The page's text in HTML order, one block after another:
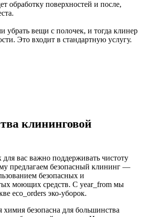
обработку поверхностей и после,
убрать вещи с полочек, и тогда клинер
Это входит в стандартную услугу.
клининговой
вас важно поддерживать чистоту
предлагаем безопасный клининг —
безопасных и
моющих средств. С year_from мы
eco_orders эко-уборок.
химия безопасна для большинства